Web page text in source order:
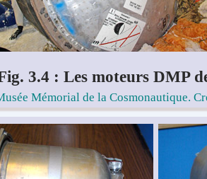
3.4 : Les moteurs DMP
Mémorial de la Cosmonautique.